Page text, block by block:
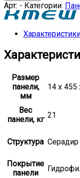
Арт: - Категории:
Размер
панели,
мм
14 х 455
Вес
панели, кг 21
Структура Серадир
Покрытие
панели